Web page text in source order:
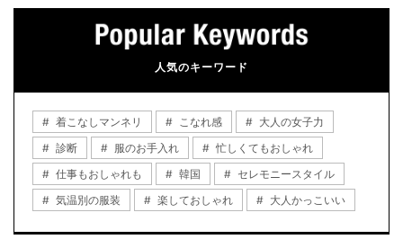
人気のキーワード
着こなしマンネリ こなれ感
大人の女子力
診断
服のお手入れ
忙しくてもおしゃれ
仕事もおしゃれも
韓国
セレモニースタイル
気温別の服装
楽しておしゃれ 大人かっこいい